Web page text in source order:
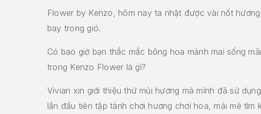
Flower by Kenzo, hôm nay ta nhặt được vài nốt
bay trong gió.
Có bao giờ bạn thắc mắc bông hoa mảnh mai sống mãi
trong Kenzo Flower là gì?
Vivian xin giới thiệu thứ mùi hương mà mình đã sử
lần đầu tiên tập tành chơi hương chơi hoa, mải mê tìm